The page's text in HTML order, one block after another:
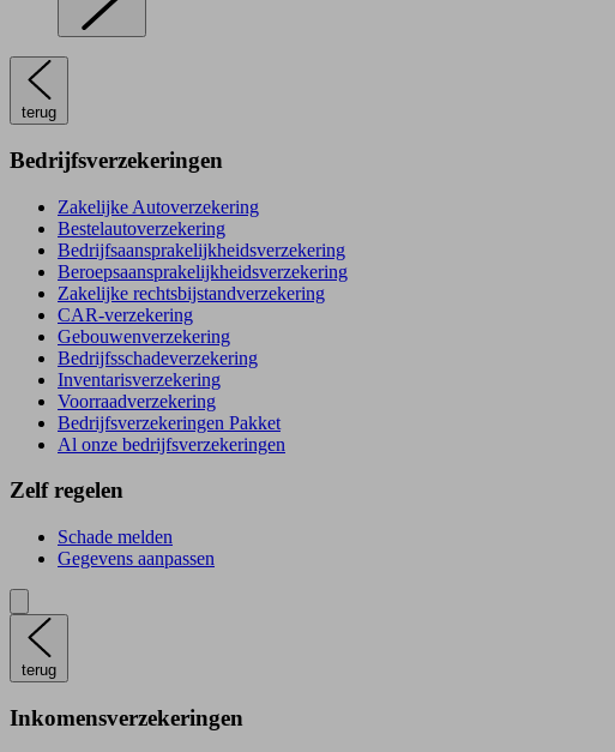
terug
Bedrijfsverzekeringen
Zakelijke Autoverzekering
Bestelautoverzekering
Bedrijfsaansprakelijkheidsverzekering
Beroepsaansprakelijkheidsverzekering
Zakelijke rechtsbijstandverzekering
CAR-verzekering
Gebouwenverzekering
Bedrijfsschadeverzekering
Inventarisverzekering
Voorraadverzekering
Bedrijfsverzekeringen Pakket
Al onze bedrijfsverzekeringen
Zelf regelen
Schade melden
Gegevens aanpassen
terug
Inkomensverzekeringen